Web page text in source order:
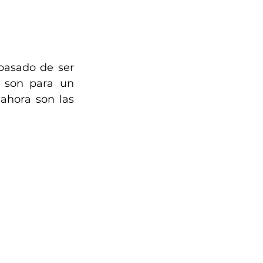
de ser
son para un
son las